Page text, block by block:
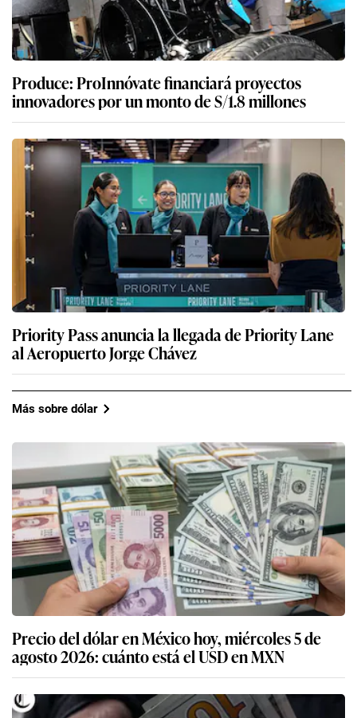
Produce: ProInnóvate financiará proyectos
innovadores por un monto de S/1.8 millones
Priority Pass anuncia la llegada de Priority Lane
al Aeropuerto Jorge Chávez
Más sobre dólar
Precio del dólar en México hoy, miércoles 5 de
agosto 2026: cuánto está el USD en MXN